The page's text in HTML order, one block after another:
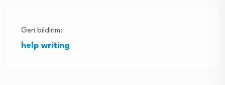
Geri bildirim:
help writing